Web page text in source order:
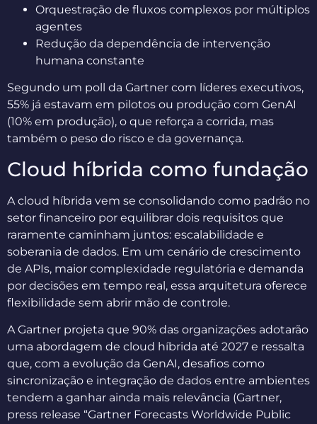
Orquestração de fluxos complexos por múltiplos
agentes
Redução da dependência de intervenção
humana constante
Segundo um poll da Gartner com líderes executivos,
55% já estavam em pilotos ou produção com GenAI
(10% em produção), o que reforça a corrida, mas
também o peso do risco e da governança.
Cloud híbrida como fundação
A cloud híbrida vem se consolidando como padrão no
setor financeiro por equilibrar dois requisitos que
raramente caminham juntos: escalabilidade e
soberania de dados. Em um cenário de crescimento
de APIs, maior complexidade regulatória e demanda
por decisões em tempo real, essa arquitetura oferece
flexibilidade sem abrir mão de controle.
A Gartner projeta que 90% das organizações adotarão
uma abordagem de cloud híbrida até 2027 e ressalta
que, com a evolução da GenAI, desafios como
sincronização e integração de dados entre ambientes
tendem a ganhar ainda mais relevância (Gartner,
press release “Gartner Forecasts Worldwide Public